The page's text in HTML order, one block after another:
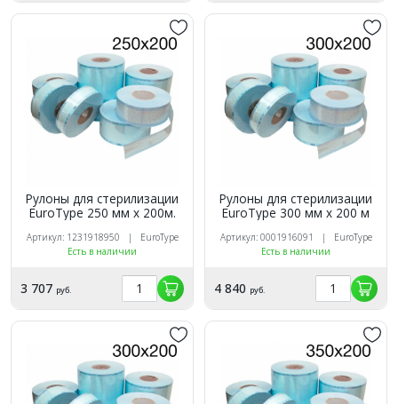
Рулоны для стерилизации
EuroTуpe 250 мм х 200м.
Артикул: 1231918950 | EuroType
Есть в наличии
3 707 руб.
Рулоны для стерилизации
EuroTуpe 300 мм х 200 м
Артикул: 0001916091 | EuroType
Есть в наличии
4 840 руб.